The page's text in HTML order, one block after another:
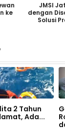
ke
JMSI
dengan
Solusi
2 Tahun
Ada...